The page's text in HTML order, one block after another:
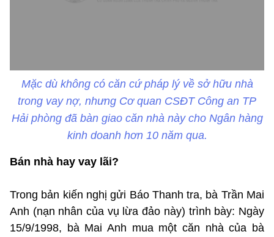
Mặc dù không có căn cứ pháp lý về sở hữu nhà
trong vay nợ, nhưng Cơ quan CSĐT Công an TP
Hải phòng đã bàn giao căn nhà này cho Ngân hàng
kinh doanh hơn 10 năm qua.
Bán nhà hay vay lãi?
Trong bản kiến nghị gửi Báo Thanh tra, bà Trần Mai
Anh (nạn nhân của vụ lừa đảo này) trình bày: Ngày
15/9/1998, bà Mai Anh mua một căn nhà của bà